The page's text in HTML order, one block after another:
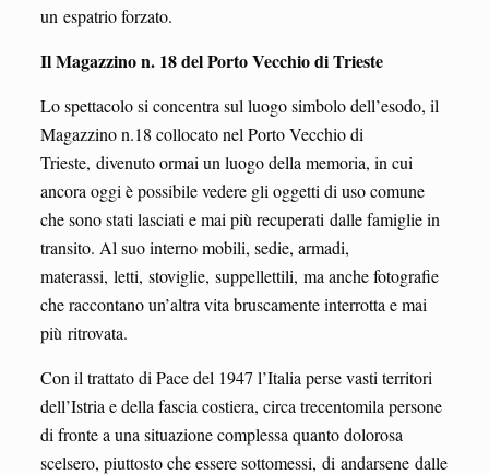
un espatrio forzato.
Il Magazzino n. 18 del Porto Vecchio di Trieste
Lo spettacolo si concentra sul luogo simbolo dell’esodo, il
Magazzino n.18 collocato nel Porto Vecchio di
Trieste, divenuto ormai un luogo della memoria, in cui
ancora oggi è possibile vedere gli oggetti di uso comune
che sono stati lasciati e mai più recuperati dalle famiglie in
transito. Al suo interno mobili, sedie, armadi,
materassi, letti, stoviglie, suppellettili, ma anche fotografie
che raccontano un’altra vita bruscamente interrotta e mai
più ritrovata.
Con il trattato di Pace del 1947 l’Italia perse vasti territori
dell’Istria e della fascia costiera, circa trecentomila persone
di fronte a una situazione complessa quanto dolorosa
scelsero, piuttosto che essere sottomessi, di andarsene dalle